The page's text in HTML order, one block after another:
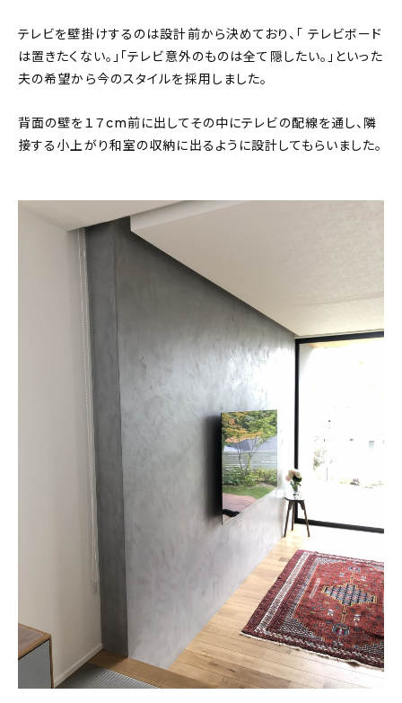
テレビを壁掛けするのは設計前から決めており、「 テレビボード
は置きたくない。」「テレビ意外のものは全て隠したい。」といった
夫の希望から今のスタイルを採用しました。
背面の壁を１７cm前に出してその中にテレビの配線を通し、隣
接する小上がり和室の収納に出るように設計してもらいました。